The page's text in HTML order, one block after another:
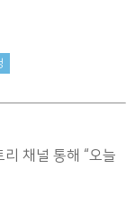
채널 통해 “오늘